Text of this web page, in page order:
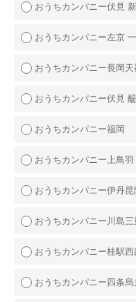
おうちカンパニー伏見
おうちカンパニー左京
おうちカンパニー長岡
おうちカンパニー伏見
おうちカンパニー福岡
おうちカンパニー上鳥
おうちカンパニー伊丹昆
おうちカンパニー川島
おうちカンパニー桂駅西
おうちカンパニー四条烏